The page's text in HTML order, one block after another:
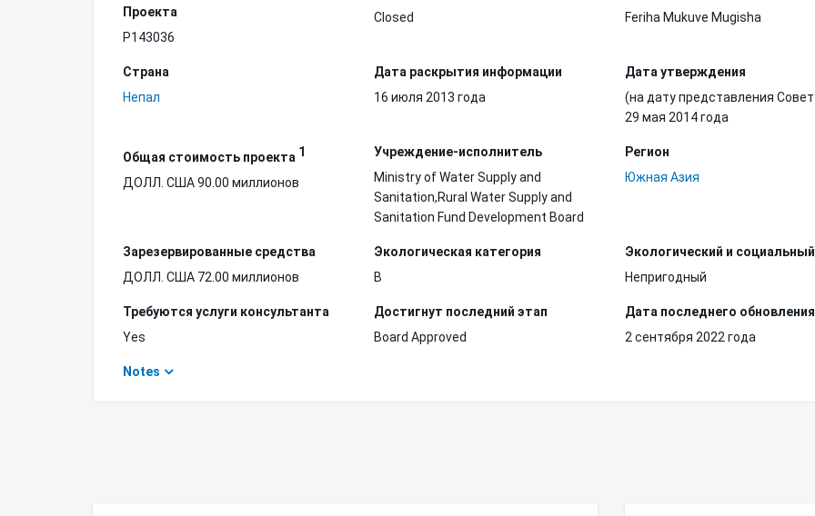
Проекта
P143036
Closed
Feriha Mukuve Mugisha
Страна
Непал
Дата раскрытия информации
16 июля 2013 года
Дата утверждения
(на дату представления
29 мая 2014 года
Общая стоимость проекта 1
ДОЛЛ. США 90.00 миллионов
Учреждение-исполнитель
Ministry of Water Supply and
Sanitation,Rural Water Supply and
Sanitation Fund Development Board
Регион
Южная Азия
Зарезервированные средства
ДОЛЛ. США 72.00 миллионов
Экологическая категория
B
Экологический и
Непригодный
Требуются услуги консультанта
Yes
Достигнут последний этап
Board Approved
Дата последнего обновления
2 сентября 2022 года
Notes